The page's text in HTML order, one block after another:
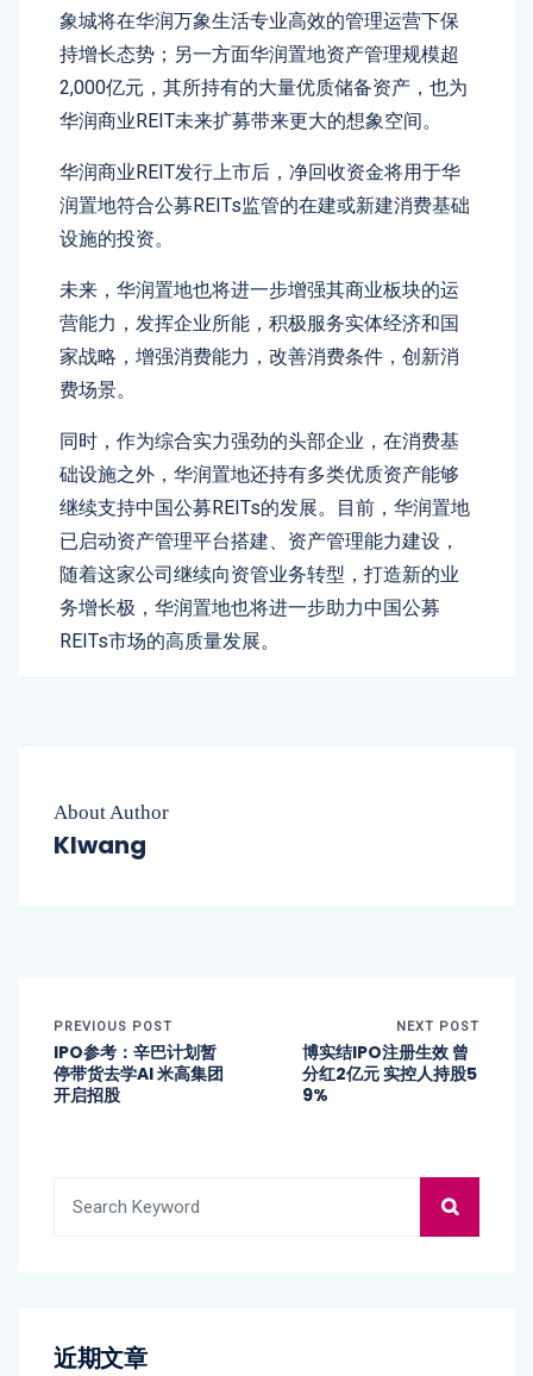
象城将在华润万象生活专业高效的管理运营下保
持增长态势；另一方面华润置地资产管理规模超
2,000亿元，其所持有的大量优质储备资产，也为
华润商业REIT未来扩募带来更大的想象空间。
华润商业REIT发行上市后，净回收资金将用于华
润置地符合公募REITs监管的在建或新建消费基础
设施的投资。
未来，华润置地也将进一步增强其商业板块的运
营能力，发挥企业所能，积极服务实体经济和国
家战略，增强消费能力，改善消费条件，创新消
费场景。
同时，作为综合实力强劲的头部企业，在消费基
础设施之外，华润置地还持有多类优质资产能够
继续支持中国公募REITs的发展。目前，华润置地
已启动资产管理平台搭建、资产管理能力建设，
随着这家公司继续向资管业务转型，打造新的业
务增长极，华润置地也将进一步助力中国公募
REITs市场的高质量发展。
About Author
Klwang
PREVIOUS POST
IPO参考：辛巴计划暂
停带货去学AI 米高集团
开启招股
NEXT POST
博实结IPO注册生效 曾
分红2亿元 实控人持股5
9%
近期文章